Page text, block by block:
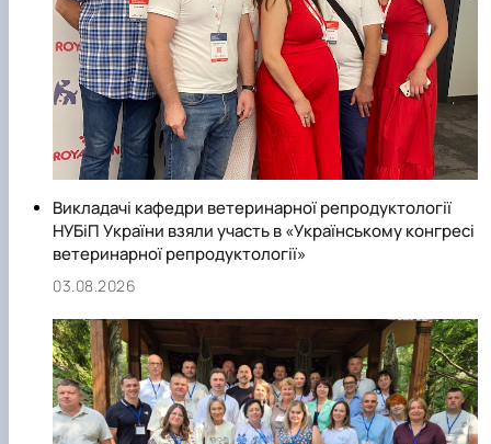
Викладачі кафедри ветеринарної репродуктології
НУБіП України взяли участь в «Українському конгресі
ветеринарної репродуктології»
03.08.2026